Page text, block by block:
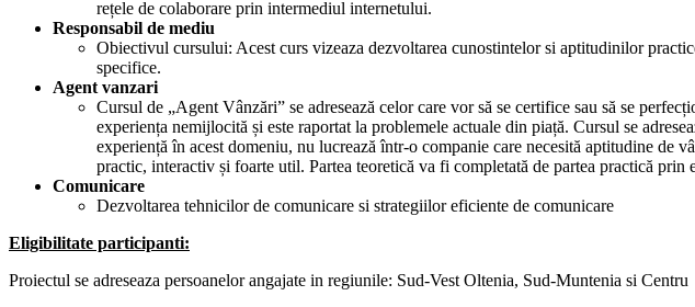
rețele de colaborare prin intermediul internetului.
Responsabil de mediu
Obiectivul cursului: Acest curs vizeaza dezvoltarea cunostintelor si aptitudinilor
specifice.
Agent vanzari
Cursul de „Agent Vânzări” se adresează celor care vor să se certifice sau să se
experiența nemijlocită și este raportat la problemele actuale din piață. Cursul se
experiență în acest domeniu, nu lucrează într-o companie care necesită aptitudine de
practic, interactiv și foarte util. Partea teoretică va fi completată de partea practică
Comunicare
Dezvoltarea tehnicilor de comunicare si strategiilor eficiente de comunicare
Eligibilitate participanti:
Proiectul se adreseaza persoanelor angajate in regiunile: Sud-Vest Oltenia, Sud-Muntenia si Centru